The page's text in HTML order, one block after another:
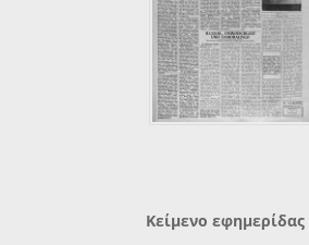
Κείμενο εφημερίδας